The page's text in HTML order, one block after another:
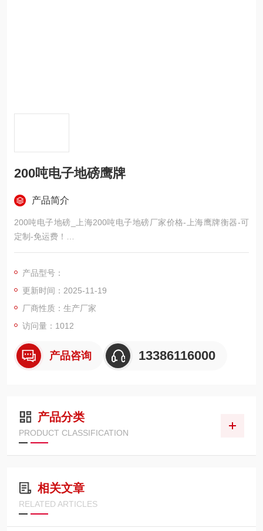
200吨电子地磅鹰牌
产品简介
200吨电子地磅_上海200吨电子地磅厂家价格-上海鹰牌衡器-可
定制-免运费！
全钢高精度电子汽车衡秤台主梁、辅梁为坚固的工字钢、槽钢等
型钢结构.秤台面板选用优质原厂平板，合理拼接成封闭的箱型框
架结构。组焊时运用*的工.装夹具、精密的空间定位测量技术和*
尺寸及焊接应力的合理分布。适用于冶金、矿山、
产品型号：
更新时间：2025-11-19
厂商性质：生产厂家
访问量：1012
产品咨询 13386116000
产品分类
PRODUCT CLASSIFICATION
相关文章
RELATED ARTICLES